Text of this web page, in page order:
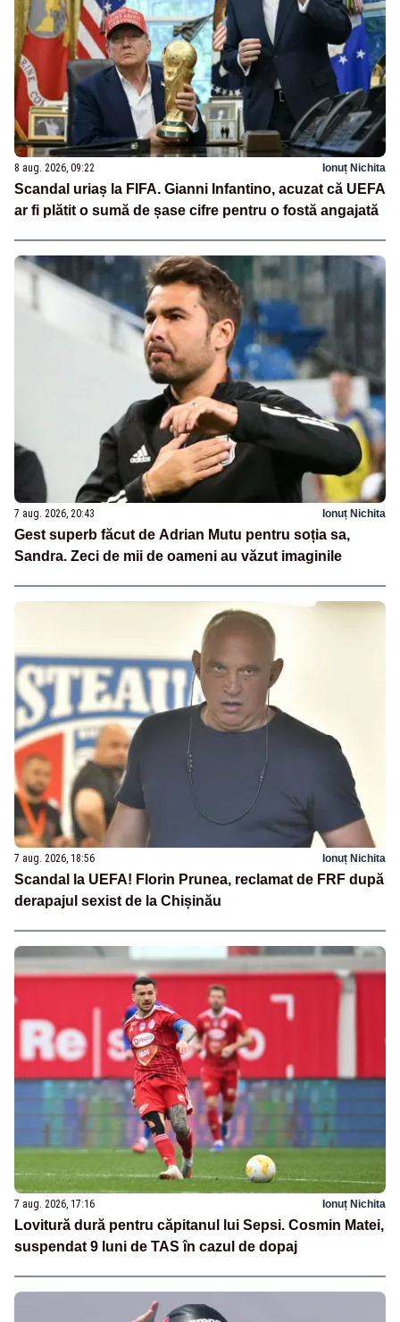
8 aug. 2026, 09:22 Ionuț Nichita
Scandal uriaș la FIFA. Gianni Infantino, acuzat că UEFA
ar fi plătit o sumă de șase cifre pentru o fostă angajată
7 aug. 2026, 20:43 Ionuț Nichita
Gest superb făcut de Adrian Mutu pentru soția sa,
Sandra. Zeci de mii de oameni au văzut imaginile
7 aug. 2026, 18:56 Ionuț Nichita
Scandal la UEFA! Florin Prunea, reclamat de FRF după
derapajul sexist de la Chișinău
7 aug. 2026, 17:16 Ionuț Nichita
Lovitură dură pentru căpitanul lui Sepsi. Cosmin Matei,
suspendat 9 luni de TAS în cazul de dopaj